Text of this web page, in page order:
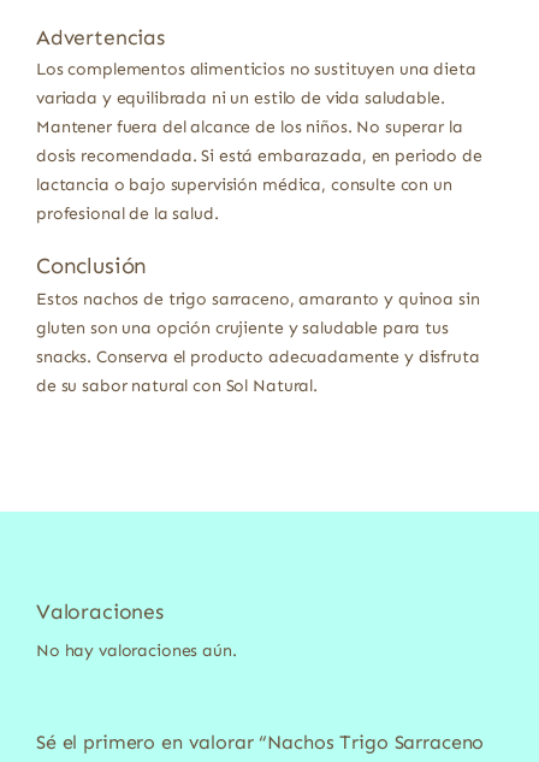
Advertencias
Los complementos alimenticios no sustituyen una dieta
variada y equilibrada ni un estilo de vida saludable.
Mantener fuera del alcance de los niños. No superar la
dosis recomendada. Si está embarazada, en periodo de
lactancia o bajo supervisión médica, consulte con un
profesional de la salud.
Conclusión
Estos nachos de trigo sarraceno, amaranto y quinoa sin
gluten son una opción crujiente y saludable para tus
snacks. Conserva el producto adecuadamente y disfruta
de su sabor natural con Sol Natural.
Valoraciones
No hay valoraciones aún.
Sé el primero en valorar “Nachos Trigo Sarraceno